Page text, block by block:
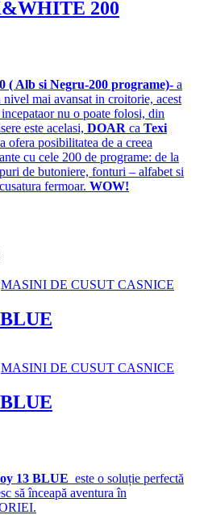
200
( Alb si Negru-200 programe)- a
mai avansat in croitorie, acest
nu o poate folosi, din
este acelasi, DOAR ca Texi
ofera posibilitatea de a creea
cu cele 200 de programe: de la
de butoniere, fonturi – alfabet si
fermoar. WOW!
MASINI DE CUSUT CASNICE
MASINI DE CUSUT CASNICE
13 BLUE este o soluție perfectă
să înceapă aventura în